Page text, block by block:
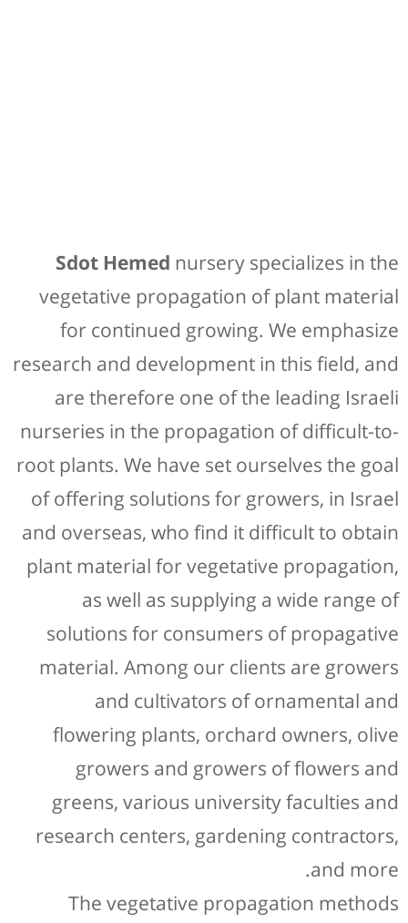
Sdot Hemed nursery specializes in the
vegetative propagation of plant material
for continued growing. We emphasize
research and development in this field, and
are therefore one of the leading Israeli
nurseries in the propagation of difficult-to-
root plants. We have set ourselves the goal
of offering solutions for growers, in Israel
and overseas, who find it difficult to obtain
plant material for vegetative propagation,
as well as supplying a wide range of
solutions for consumers of propagative
material. Among our clients are growers
and cultivators of ornamental and
flowering plants, orchard owners, olive
growers and growers of flowers and
greens, various university faculties and
research centers, gardening contractors,
and more.
The vegetative propagation methods